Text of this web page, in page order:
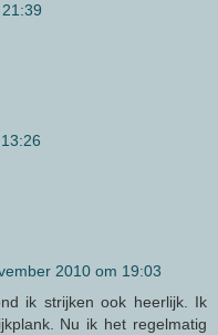
2010 om 19:03
ik strijken ook heerlijk. Ik
Nu ik het regelmatig